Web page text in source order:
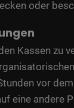
oder
Kassen zu
vor
eine andere